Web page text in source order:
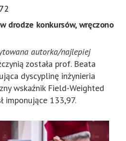
drodze konkursów, wręczono
autorka/najlepiej
została prof. Beata
dyscyplinę inżynieria
wskaźnik Field-Weighted
imponujące 133,97.